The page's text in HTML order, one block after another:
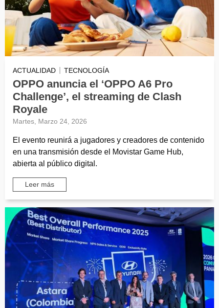
ACTUALIDAD TECNOLOGÍA
OPPO anuncia el ‘OPPO A6 Pro
Challenge’, el streaming de Clash
Royale
Martes, Marzo 24, 2026
El evento reunirá a jugadores y creadores de contenido
en una transmisión desde el Movistar Game Hub,
abierta al público digital.
Leer más